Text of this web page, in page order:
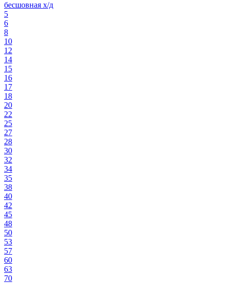
бесшовная х/д
5
6
8
10
12
14
15
16
17
18
20
22
25
27
28
30
32
34
35
38
40
42
45
48
50
53
57
60
63
70